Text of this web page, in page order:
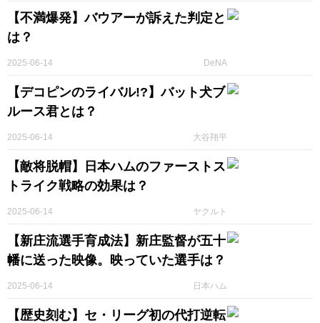
【不満爆発】バウアーが訴えた判定と
は？
DeNA
2025-06-14
【デコピンのライバル!?】バット犬ブ
ルース君とは？
大谷翔平
2025-06-14
【敵将脱帽】日本ハムのファーストス
トライク戦略の効果は？
ヤクルト
2025-06-14
【新庄流選手育成法】新庄監督が五十
幡に送った映像。映っていた選手は？
日本ハム
2025-06-14
【歴史刻む】セ・リーグ初の代打逆転